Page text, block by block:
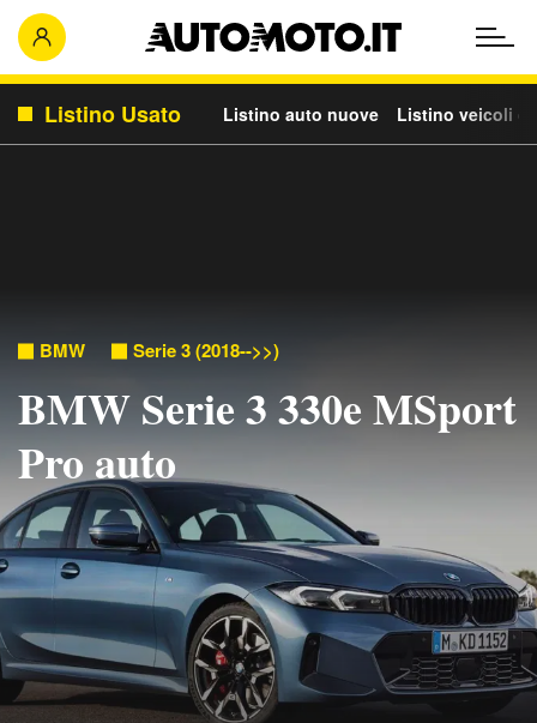
Listino Usato Listino auto nuove Listino veicoli
BMW Serie 3 (2018-->>)
BMW Serie 3 330e MSport
Pro auto